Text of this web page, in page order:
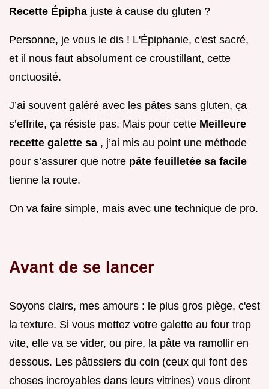
Recette Épipha juste à cause du gluten ?
Personne, je vous le dis ! L'Épiphanie, c'est sacré,
et il nous faut absolument ce croustillant, cette
onctuosité.
J’ai souvent galéré avec les pâtes sans gluten, ça
s’effrite, ça résiste pas. Mais pour cette Meilleure
recette galette sa , j’ai mis au point une méthode
pour s’assurer que notre pâte feuilletée sa facile
tienne la route.
On va faire simple, mais avec une technique de pro.
Avant de se lancer
Soyons clairs, mes amours : le plus gros piège, c'est
la texture. Si vous mettez votre galette au four trop
vite, elle va se vider, ou pire, la pâte va ramollir en
dessous. Les pâtissiers du coin (ceux qui font des
choses incroyables dans leurs vitrines) vous diront